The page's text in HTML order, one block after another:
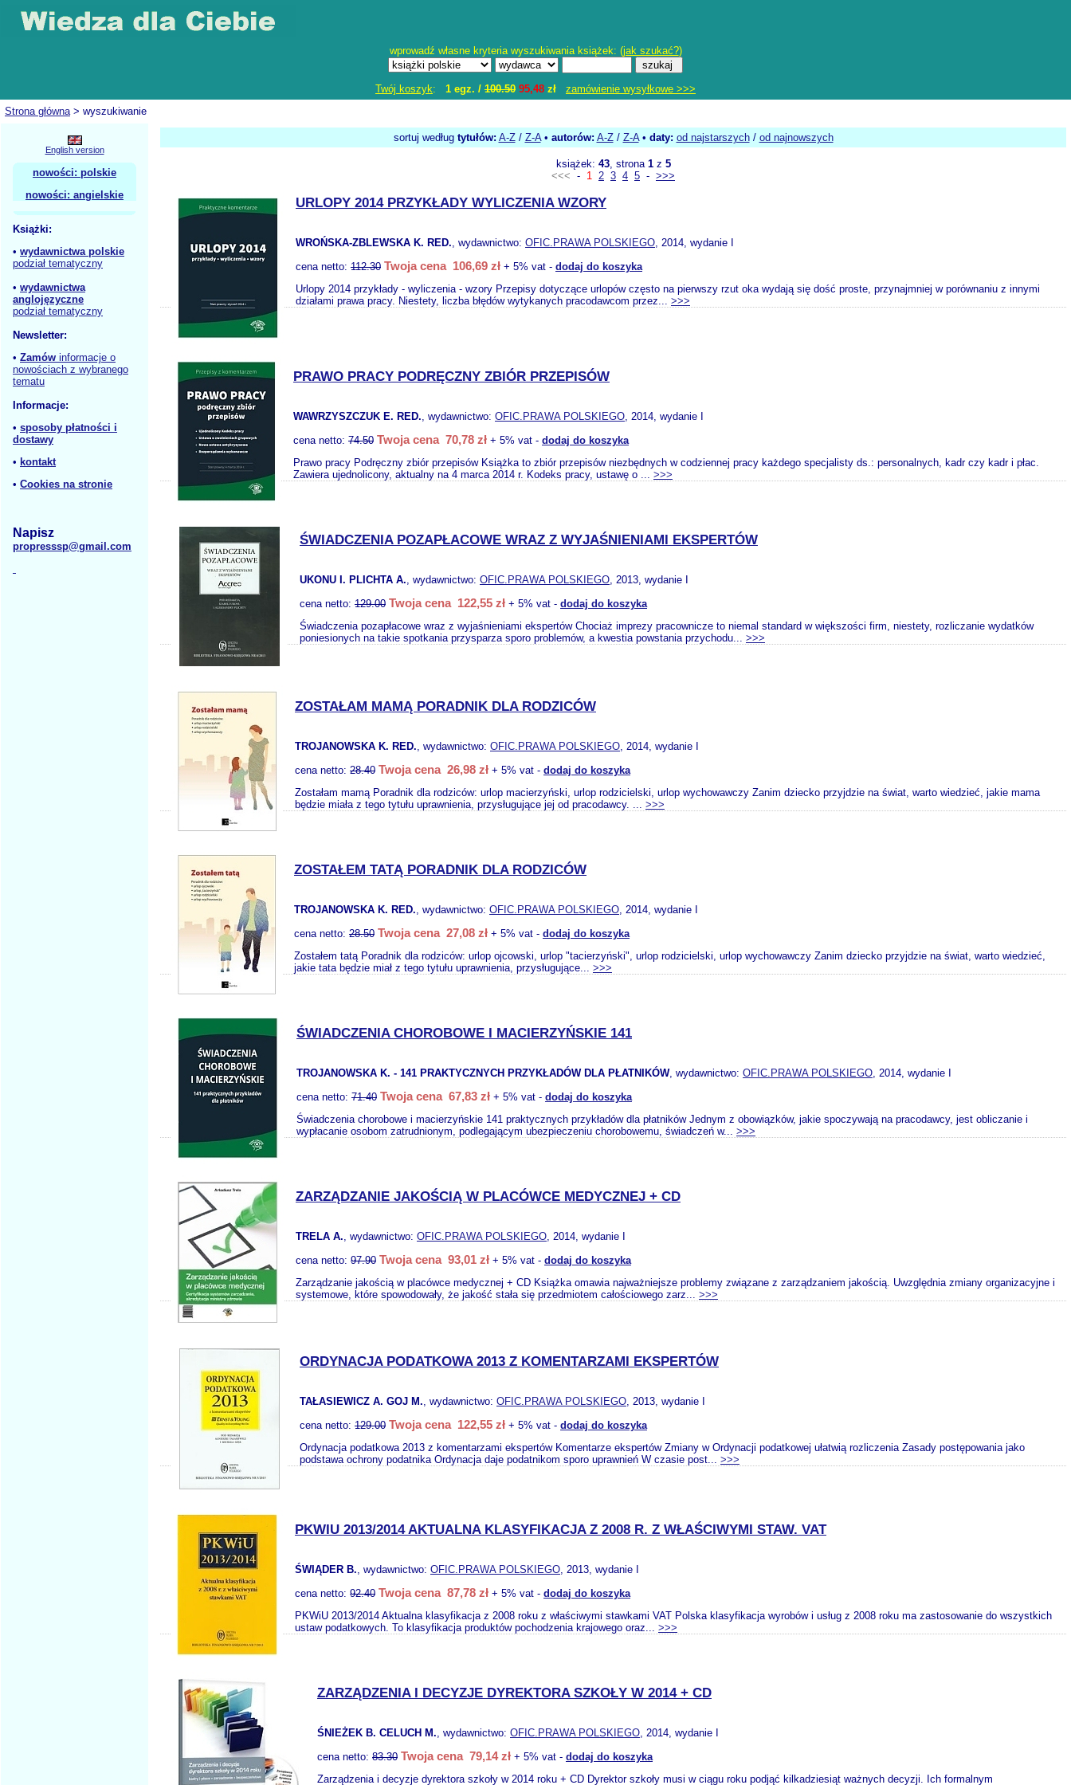
wprowadź własne kryteria wyszukiwania książek: (jak szukać?)
Twój koszyk: 1 egz. / 100.50 95,48 zł
zamówienie wysyłkowe >>>
Strona główna> wyszukiwanie
English version
nowości: polskie
nowości: angielskie
Książki:
• wydawnictwa polskie
podział tematyczny
• wydawnictwa
anglojęzyczne
podział tematyczny
Newsletter:
• Zamów informacje o
nowościach z wybranego
tematu
Informacje:
• sposoby płatności i
dostawy
• kontakt
• Cookies na stronie
Napisz
propresssp@gmail.com
sortuj według tytułów: A-Z/ Z-A• autorów: A-Z/ Z-A• daty: od najstarszych/ od najnowszych
książek: 43, strona 1z 5
<<< - 1 2 3 4 5 - >>>
URLOPY 2014 PRZYKŁADY WYLICZENIA WZORY
WROŃSKA-ZBLEWSKA K. RED., wydawnictwo: OFIC.PRAWA POLSKIEGO, 2014, wydanie I
cena netto: 112.30 Twoja cena 106,69 zł + 5% vat - dodaj do koszyka
Urlopy 2014 przykłady - wyliczenia - wzory Przepisy dotyczące urlopów często na pierwszy rzut oka wydają się dość proste, przynajmniej w porównaniu z innymi
działami prawa pracy. Niestety, liczba błędów wytykanych pracodawcom przez... >>>
PRAWO PRACY PODRĘCZNY ZBIÓR PRZEPISÓW
WAWRZYSZCZUK E. RED., wydawnictwo: OFIC.PRAWA POLSKIEGO, 2014, wydanie I
cena netto: 74.50 Twoja cena 70,78 zł + 5% vat - dodaj do koszyka
Prawo pracy Podręczny zbiór przepisów Książka to zbiór przepisów niezbędnych w codziennej pracy każdego specjalisty ds.: personalnych, kadr czy kadr i płac.
Zawiera ujednolicony, aktualny na 4 marca 2014 r. Kodeks pracy, ustawę o ... >>>
ŚWIADCZENIA POZAPŁACOWE WRAZ Z WYJAŚNIENIAMI EKSPERTÓW
UKONU I. PLICHTA A., wydawnictwo: OFIC.PRAWA POLSKIEGO, 2013, wydanie I
cena netto: 129.00 Twoja cena 122,55 zł + 5% vat - dodaj do koszyka
Świadczenia pozapłacowe wraz z wyjaśnieniami ekspertów Chociaż imprezy pracownicze to niemal standard w większości firm, niestety, rozliczanie wydatków
poniesionych na takie spotkania przysparza sporo problemów, a kwestia powstania przychodu... >>>
ZOSTAŁAM MAMĄ PORADNIK DLA RODZICÓW
TROJANOWSKA K. RED., wydawnictwo: OFIC.PRAWA POLSKIEGO, 2014, wydanie I
cena netto: 28.40 Twoja cena 26,98 zł + 5% vat - dodaj do koszyka
Zostałam mamą Poradnik dla rodziców: urlop macierzyński, urlop rodzicielski, urlop wychowawczy Zanim dziecko przyjdzie na świat, warto wiedzieć, jakie mama
będzie miała z tego tytułu uprawnienia, przysługujące jej od pracodawcy. ... >>>
ZOSTAŁEM TATĄ PORADNIK DLA RODZICÓW
TROJANOWSKA K. RED., wydawnictwo: OFIC.PRAWA POLSKIEGO, 2014, wydanie I
cena netto: 28.50 Twoja cena 27,08 zł + 5% vat - dodaj do koszyka
Zostałem tatą Poradnik dla rodziców: urlop ojcowski, urlop "tacierzyński", urlop rodzicielski, urlop wychowawczy Zanim dziecko przyjdzie na świat, warto wiedzieć,
jakie tata będzie miał z tego tytułu uprawnienia, przysługujące... >>>
ŚWIADCZENIA CHOROBOWE I MACIERZYŃSKIE 141
TROJANOWSKA K. - 141 PRAKTYCZNYCH PRZYKŁADÓW DLA PŁATNIKÓW, wydawnictwo: OFIC.PRAWA POLSKIEGO, 2014, wydanie I
cena netto: 71.40 Twoja cena 67,83 zł + 5% vat - dodaj do koszyka
Świadczenia chorobowe i macierzyńskie 141 praktycznych przykładów dla płatników Jednym z obowiązków, jakie spoczywają na pracodawcy, jest obliczanie i
wypłacanie osobom zatrudnionym, podlegającym ubezpieczeniu chorobowemu, świadczeń w... >>>
ZARZĄDZANIE JAKOŚCIĄ W PLACÓWCE MEDYCZNEJ + CD
TRELA A., wydawnictwo: OFIC.PRAWA POLSKIEGO, 2014, wydanie I
cena netto: 97.90 Twoja cena 93,01 zł + 5% vat - dodaj do koszyka
Zarządzanie jakością w placówce medycznej + CD Książka omawia najważniejsze problemy związane z zarządzaniem jakością. Uwzględnia zmiany organizacyjne i
systemowe, które spowodowały, że jakość stała się przedmiotem całościowego zarz... >>>
ORDYNACJA PODATKOWA 2013 Z KOMENTARZAMI EKSPERTÓW
TAŁASIEWICZ A. GOJ M., wydawnictwo: OFIC.PRAWA POLSKIEGO, 2013, wydanie I
cena netto: 129.00 Twoja cena 122,55 zł + 5% vat - dodaj do koszyka
Ordynacja podatkowa 2013 z komentarzami ekspertów Komentarze ekspertów Zmiany w Ordynacji podatkowej ułatwią rozliczenia Zasady postępowania jako
podstawa ochrony podatnika Ordynacja daje podatnikom sporo uprawnień W czasie post... >>>
PKWIU 2013/2014 AKTUALNA KLASYFIKACJA Z 2008 R. Z WŁAŚCIWYMI STAW. VAT
ŚWIĄDER B., wydawnictwo: OFIC.PRAWA POLSKIEGO, 2013, wydanie I
cena netto: 92.40 Twoja cena 87,78 zł + 5% vat - dodaj do koszyka
PKWiU 2013/2014 Aktualna klasyfikacja z 2008 roku z właściwymi stawkami VAT Polska klasyfikacja wyrobów i usług z 2008 roku ma zastosowanie do wszystkich
ustaw podatkowych. To klasyfikacja produktów pochodzenia krajowego oraz... >>>
ZARZĄDZENIA I DECYZJE DYREKTORA SZKOŁY W 2014 + CD
ŚNIEŻEK B. CELUCH M., wydawnictwo: OFIC.PRAWA POLSKIEGO, 2014, wydanie I
cena netto: 83.30 Twoja cena 79,14 zł + 5% vat - dodaj do koszyka
Zarządzenia i decyzje dyrektora szkoły w 2014 roku + CD Dyrektor szkoły musi w ciągu roku podjąć kilkadziesiąt ważnych decyzji. Ich formalnym